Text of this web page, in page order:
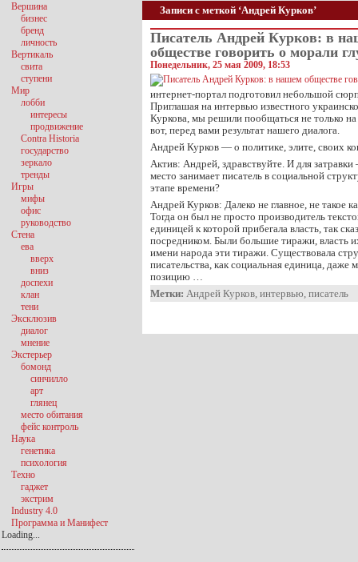
Записи с меткой ‘Андрей Курков’
Писатель Андрей Курков: в
обществе говорить о морали
Понедельник, 25 мая 2009, 18:53
интернет-портал подготовил небольшой
Приглашая на интервью известного
Куркова, мы решили пообщаться не только
вот, перед вами результат нашего диалога.
Андрей Курков — о политике, элите, своих
Актив: Андрей, здравствуйте. И для
место занимает писатель в социальной
этапе времени?
Андрей Курков: Далеко не главное, не такое
Тогда он был не просто производитель
единицей к которой прибегала власть, так
посредником. Были большие тиражи, власть
имени народа эти тиражи. Существовала
писательства, как социальная единица, даже
позицию …
Метки: Андрей Курков, интервью, писатель
Вершина
бизнес
бренд
личность
Вертикаль
свита
ступени
Мир
лобби
интересы
продвижение
Contra Historia
государство
зеркало
тренды
Игры
мифы
офис
руководство
Стена
ева
вверх
вниз
доспехи
клан
тени
Эксклюзив
диалог
мнение
Экстерьер
бомонд
синчилло
арт
глянец
место обитания
фейс контроль
Наука
генетика
психология
Техно
гаджет
экстрим
Industry 4.0
Программа и Манифест
Loading...